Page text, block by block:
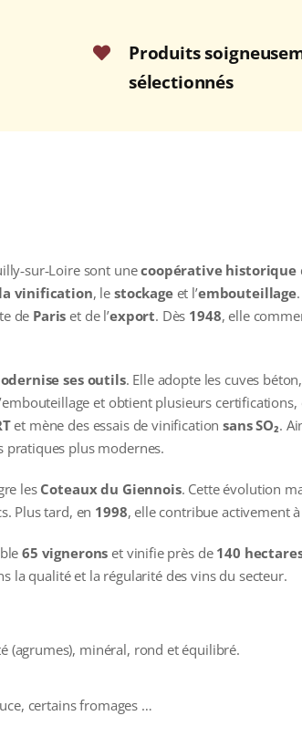
Produits
sélectionnés
sont unecoopérative historique
vinification, le stockageet l’embouteillage
de Paris et de l’export. Dès 1948, elle
ses outils. Elle adopte les cuves
et obtient plusieurs
et mène des essais de vinificationsans SO₂.
pratiques plus modernes.
les Coteaux du Giennois. Cette évolution
Plus tard, en 1998, elle contribue activement
65 vignerons et vinifie près de 140
la qualité et la régularité des vins du secteur.
(agrumes), minéral, rond et équilibré.
certains fromages …